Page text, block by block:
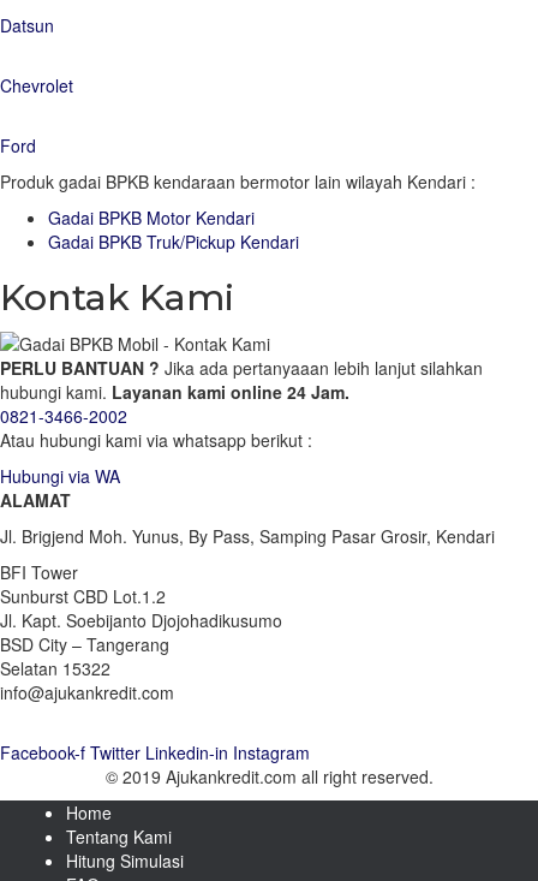
Datsun
Chevrolet
Ford
Produk gadai BPKB kendaraan bermotor lain wilayah Kendari :
Gadai BPKB Motor Kendari
Gadai BPKB Truk/Pickup Kendari
Kontak Kami
PERLU BANTUAN ? Jika ada pertanyaaan lebih lanjut silahkan
hubungi kami. Layanan kami online 24 Jam.
0821-3466-2002
Atau hubungi kami via whatsapp berikut :
Hubungi via WA
ALAMAT
Jl. Brigjend Moh. Yunus, By Pass, Samping Pasar Grosir, Kendari
BFI Tower
Sunburst CBD Lot.1.2
Jl. Kapt. Soebijanto Djojohadikusumo
BSD City – Tangerang
Selatan 15322
info@ajukankredit.com
Facebook-f Twitter Linkedin-in Instagram
© 2019 Ajukankredit.com all right reserved.
Home
Tentang Kami
Hitung Simulasi